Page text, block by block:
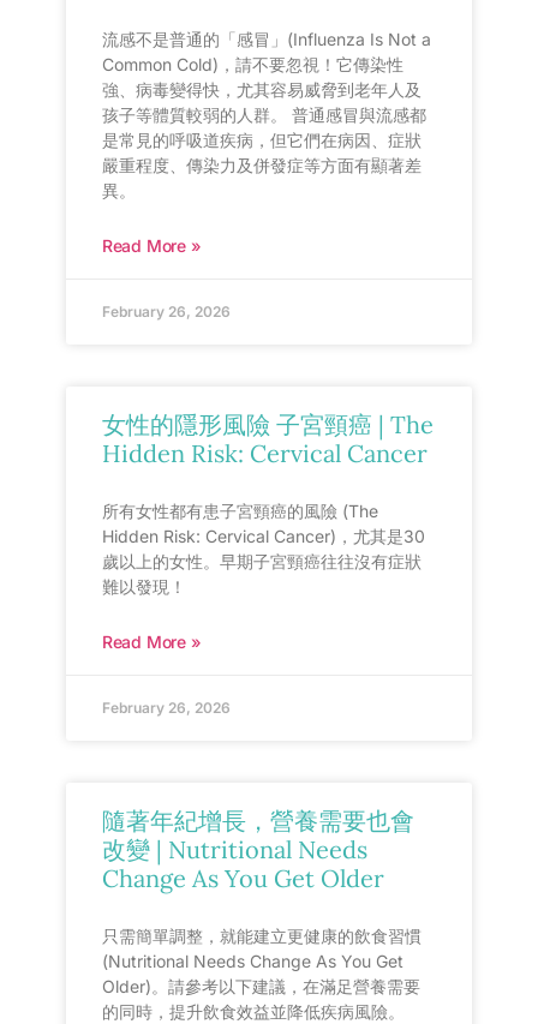
流感不是普通的「感冒」(Influenza Is Not a
Common Cold)，請不要忽視！它傳染性
強、病毒變得快，尤其容易威脅到老年人及
孩子等體質較弱的人群。 普通感冒與流感都
是常見的呼吸道疾病，但它們在病因、症狀
嚴重程度、傳染力及併發症等方面有顯著差
異。
Read More »
February 26, 2026
女性的隱形風險 子宮頸癌 | The
Hidden Risk: Cervical Cancer
所有女性都有患子宮頸癌的風險 (The
Hidden Risk: Cervical Cancer)，尤其是30
歲以上的女性。早期子宮頸癌往往沒有症狀
難以發現！
Read More »
February 26, 2026
隨著年紀增長，營養需要也會
改變 | Nutritional Needs
Change As You Get Older
只需簡單調整，就能建立更健康的飲食習慣
(Nutritional Needs Change As You Get
Older)。請參考以下建議，在滿足營養需要
的同時，提升飲食效益並降低疾病風險。